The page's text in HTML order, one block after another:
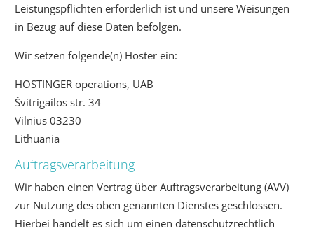
Leistungspflichten erforderlich ist und unsere Weisungen
in Bezug auf diese Daten befolgen.
Wir setzen folgende(n) Hoster ein:
HOSTINGER operations, UAB
Švitrigailos str. 34
Vilnius 03230
Lithuania
Auftragsverarbeitung
Wir haben einen Vertrag über Auftragsverarbeitung (AVV)
zur Nutzung des oben genannten Dienstes geschlossen.
Hierbei handelt es sich um einen datenschutzrechtlich